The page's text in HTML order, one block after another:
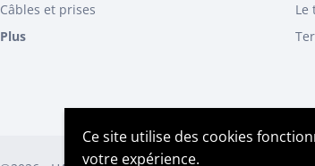
Ce site utilise des cookies
votre expérience.
Câbles et prises
Plus
Le